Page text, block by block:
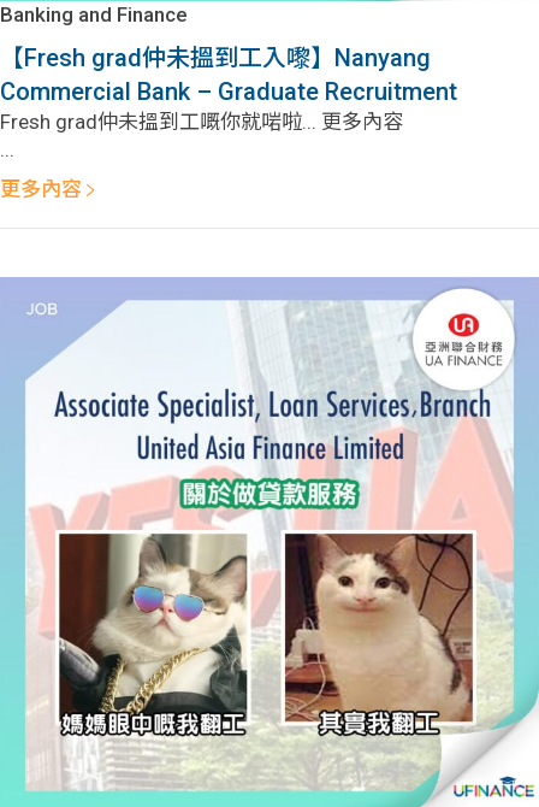
Banking and Finance
【Fresh grad仲未搵到工入嚟】Nanyang
Commercial Bank – Graduate Recruitment
Fresh grad仲未搵到工嘅你就啱啦... 更多內容
...
更多內容